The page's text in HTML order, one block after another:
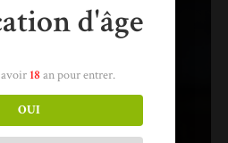
d'âge
avoir 18an pour entrer.
OUI